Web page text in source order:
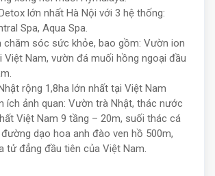
lớn nhất Hà Nội với 3 hệ thống:
Spa, Aqua Spa.
chăm sóc sức khỏe, bao gồm: Vườn ion
Việt Nam, vườn đá muối hồng ngoại đầu
rộng 1,8ha lớn nhất tại Việt Nam
ích ảnh quan: Vườn trà Nhật, thác nước
Việt Nam 9 tầng – 20m, suối thác cá
dạo hoa anh đào ven hồ 500m,
tử đẳng đầu tiên của Việt Nam.